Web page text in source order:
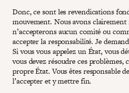
Donc, ce sont les revendications
mouvement. Nous avons clairement
n’accepterons aucun comité ou
accepter la responsabilité. Je
Si vous vous appelez un État, vous
vous devez résoudre ces problèmes,
propre État. Vous êtes responsable
l’accepter et y mettre fin.